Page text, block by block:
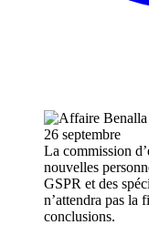
La commission
nouvelles
GSPR et des
n’attendra pas la
conclusions.